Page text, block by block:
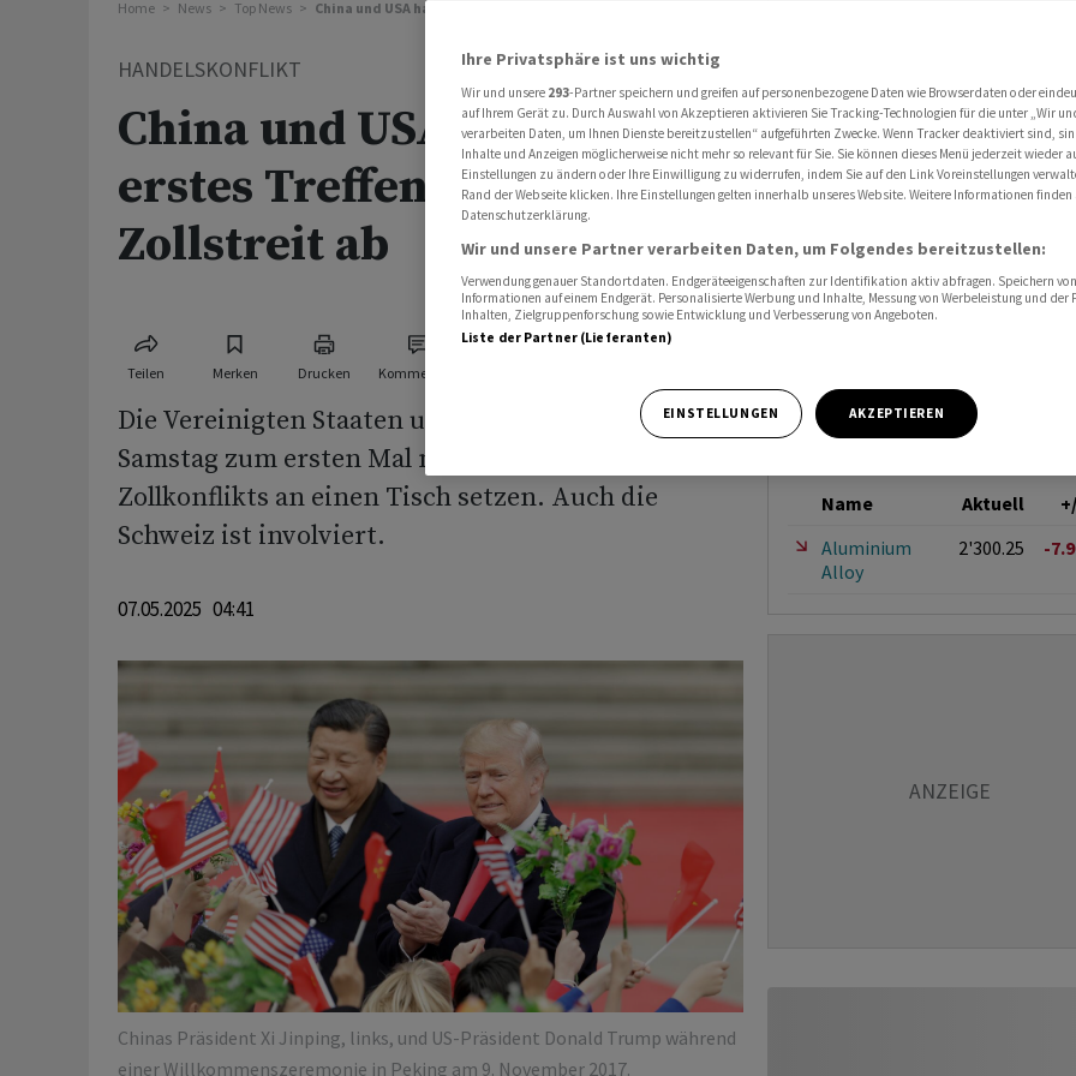
Home News Top News China und USA halten erstes Treffen nach Zollstreit ab
HANDELSKONFLIKT
China und USA halten
erstes Treffen nach
Zollstreit ab
Teilen Merken Drucken Kommentare
Die Vereinigten Staaten und China wollen sich am
Samstag zum ersten Mal nach der Eskalation des
Zollkonflikts an einen Tisch setzen. Auch die
Schweiz ist involviert.
07.05.2025 04:41
Chinas Präsident Xi Jinping, links, und US-Präsident Donald Trump während
einer Willkommenszeremonie in Peking am 9. November 2017.
Name Aktuell
Aluminium
Alloy
2'300.25 -
Ihre Privatsphäre ist uns wichtig
Wir und unsere 293-Partner speichern und greifen auf personenbezogene Daten wie Browserdaten oder
auf Ihrem Gerät zu. Durch Auswahl von Akzeptieren aktivieren Sie Tracking-Technologien für die unter „Wir
verarbeiten Daten, um Ihnen Dienste bereitzustellen“ aufgeführten Zwecke. Wenn Tracker deaktiviert sind,
Inhalte und Anzeigen möglicherweise nicht mehr so relevant für Sie. Sie können dieses Menü jederzeit wieder
Einstellungen zu ändern oder Ihre Einwilligung zu widerrufen, indem Sie auf den Link Voreinstellungen
Rand der Webseite klicken. Ihre Einstellungen gelten innerhalb unseres Website. Weitere Informationen finden
Datenschutzerklärung.
Wir und unsere Partner verarbeiten Daten, um Folgendes bereitzustellen:
Verwendung genauer Standortdaten. Endgeräteeigenschaften zur Identifikation aktiv abfragen. Speichern
Informationen auf einem Endgerät. Personalisierte Werbung und Inhalte, Messung von Werbeleistung und der
Inhalten, Zielgruppenforschung sowie Entwicklung und Verbesserung von Angeboten.
Liste der Partner (Lieferanten)
EINSTELLUNGEN AKZEPTIEREN